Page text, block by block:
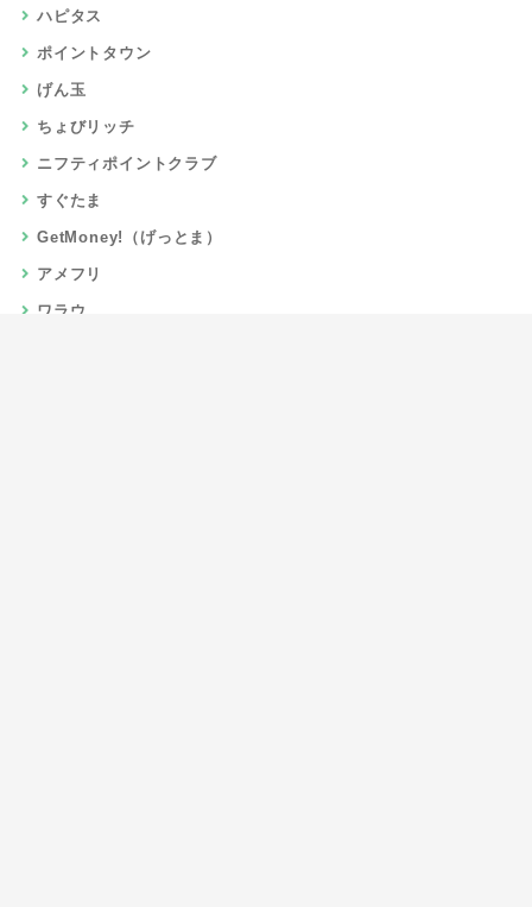
ハピタス
ポイントタウン
げん玉
ちょびリッチ
ニフティポイントクラブ
すぐたま
GetMoney!（げっとま）
アメフリ
ワラウ